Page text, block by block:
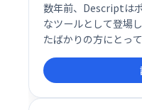
数年前、Descriptは
なツールとして登場
たばかりの方にとっ
ディオ編集ツールと
のオーディオエディ
ャストチャンネルを
を使いました。